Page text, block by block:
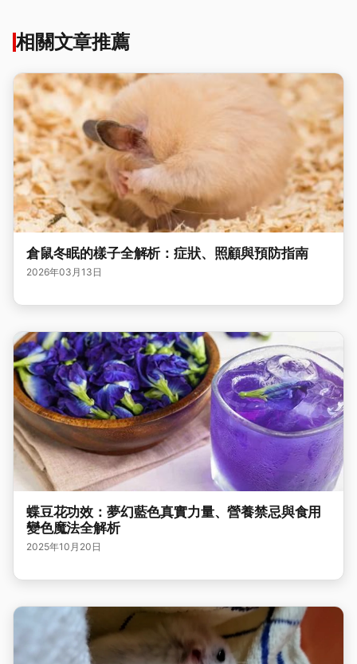
相關文章推薦
倉鼠冬眠的樣子全解析：症狀、照顧與預防指南
2026年03月13日
蝶豆花功效：夢幻藍色真實力量、營養禁忌與食用
變色魔法全解析
2025年10月20日